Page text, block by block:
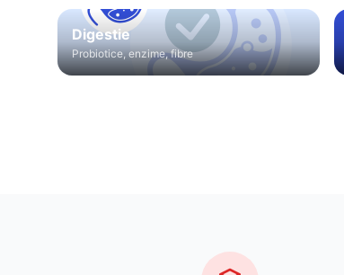
Digestie
Probiotice, enzime, fibre